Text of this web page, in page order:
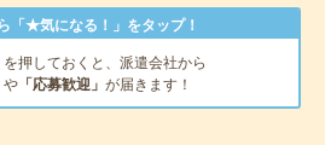
「★気になる！」をタップ！
を押しておくと、派遣会社から
や 「応募歓迎」 が届きます！